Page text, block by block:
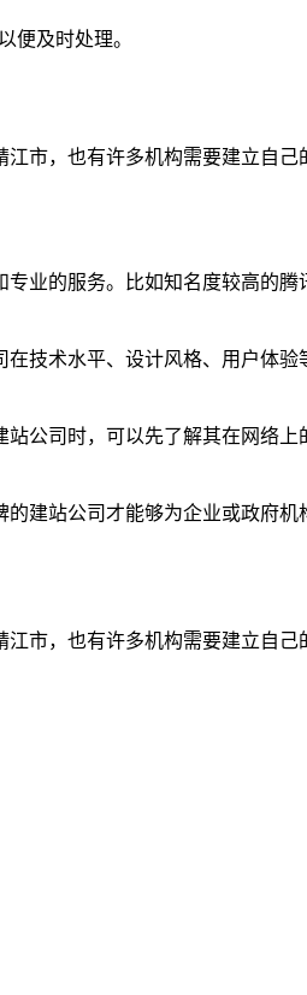
便及时处理。
市，也有许多机构需要建立自己
业的服务。比如知名度较高的腾
技术水平、设计风格、用户体验
公司时，可以先了解其在网络
建站公司才能够为企业或政府机
市，也有许多机构需要建立自己